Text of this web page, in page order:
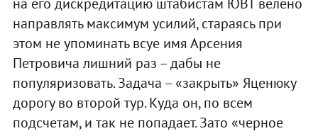
направлять максимум усилий, стараясь при
этом не упоминать всуе имя Арсения
Петровича лишний раз – дабы не
популяризовать. Задача – «закрыть» Яценюку
дорогу во второй тур. Куда он, по всем
подсчетам, и так не попадает. Зато «черное